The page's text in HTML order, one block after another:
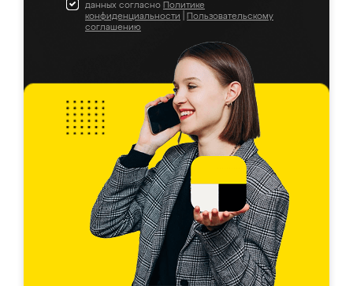
данных согласно Политике
конфиденциальности
Пользовательскому
соглашению